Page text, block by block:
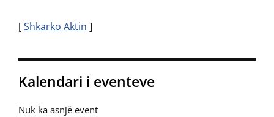
[Shkarko Aktin ]
Kalendari i eventeve
Nuk ka asnjë event